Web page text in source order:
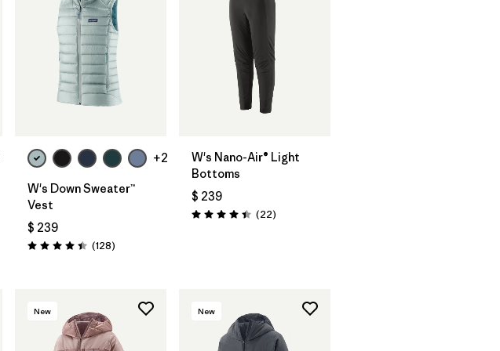
+2
W's Down Sweater™
Vest
$ 239
Valoración: 4.4 / 5
(128Comentarios
)
W's Nano-Air® Light
Bottoms
$ 239
Valoración: 4.4 / 5
(22Comentarios
)
New New